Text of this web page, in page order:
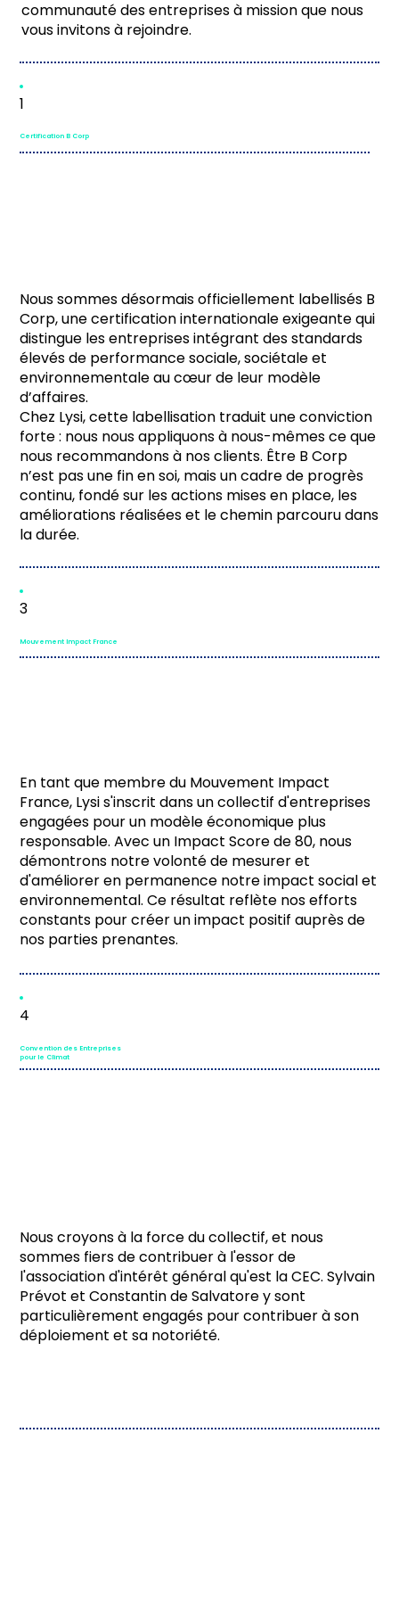
Certification B Corp
1
Nous sommes désormais officiellement labellisés B
Corp, une certification internationale exigeante qui
distingue les entreprises intégrant des standards
élevés de performance sociale, sociétale et
environnementale au cœur de leur modèle
d’affaires.
Chez Lysi, cette labellisation traduit une conviction
forte : nous nous appliquons à nous-mêmes ce que
nous recommandons à nos clients. Être B Corp
n’est pas une fin en soi, mais un cadre de progrès
continu, fondé sur les actions mises en place, les
améliorations réalisées et le chemin parcouru dans
la durée.
communauté des entreprises à mission que nous
vous invitons à rejoindre.
Mouvement Impact France
3
En tant que membre du Mouvement Impact
France, Lysi s'inscrit dans un collectif d'entreprises
engagées pour un modèle économique plus
responsable. Avec un Impact Score de 80, nous
démontrons notre volonté de mesurer et
d'améliorer en permanence notre impact social et
environnemental. Ce résultat reflète nos efforts
constants pour créer un impact positif auprès de
nos parties prenantes.
Convention des Entreprises
pour le Climat
4
Nous croyons à la force du collectif, et nous
sommes fiers de contribuer à l'essor de
l'association d'intérêt général qu'est la CEC. Sylvain
Prévot et Constantin de Salvatore y sont
particulièrement engagés pour contribuer à son
déploiement et sa notoriété.